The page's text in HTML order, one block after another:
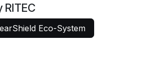
RITEC
Eco-System